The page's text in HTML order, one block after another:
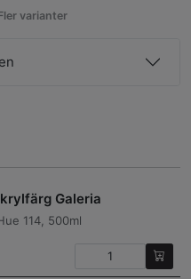
varianter
Galeria
114, 500ml